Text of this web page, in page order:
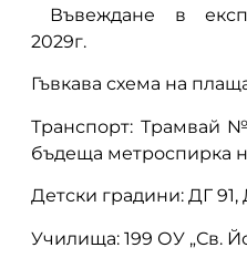
Въвеждане в
2029г.
Гъвкава схема на
Транспорт: Трамвай
бъдеща метроспирка
Детски градини: ДГ 91,
Училища: 199 ОУ „Св.